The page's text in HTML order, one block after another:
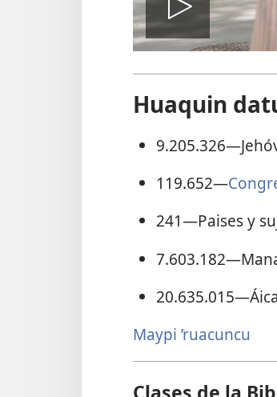
Vidiút
Huaquin
9.205.326
119.652—
241—Paises y
7.603.182
20.635.015
Maypi ’ruacuncu
Clases de la